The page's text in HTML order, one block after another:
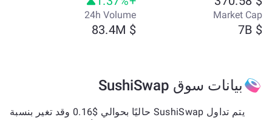
Market Cap
$ 7B
24h Volume
$ 83.4M
بيانات سوق SushiSwap
يتم تداول SushiSwap حاليًا بحوالي $0.16 وقد تغير بنسبة